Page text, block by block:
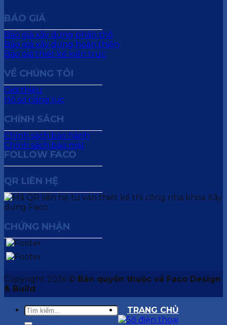
BÁO GIÁ
Báo giá xây dựng phần thô
Báo giá xây dựng hoàn thiện
Báo giá thiết kế kiến trúc
VỀ CHÚNG TÔI
Giới thiệu
Hồ sơ năng lực
CHÍNH SÁCH
Chính sách bảo hành
Chính sách bảo mật
FOLLOW FACO
QR LIÊN HỆ
CHỨNG NHẬN
Copyright 2026 © Bản quyền thuộc về Faco Design
& Build
TRANG CHỦ